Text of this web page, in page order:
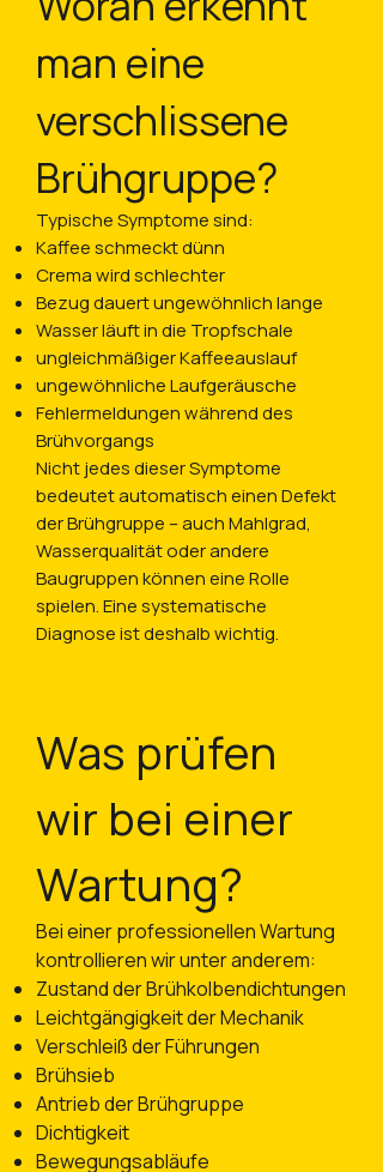
man eine
verschlissene
Brühgruppe?
Typische Symptome sind:
Kaffee schmeckt dünn
Crema wird schlechter
Bezug dauert ungewöhnlich lange
Wasser läuft in die Tropfschale
ungleichmäßiger Kaffeeauslauf
ungewöhnliche Laufgeräusche
Fehlermeldungen während des
Brühvorgangs
Nicht jedes dieser Symptome
bedeutet automatisch einen Defekt
der Brühgruppe – auch Mahlgrad,
Wasserqualität oder andere
Baugruppen können eine Rolle
spielen. Eine systematische
Diagnose ist deshalb wichtig.
Was prüfen
wir bei einer
Wartung?
Bei einer professionellen Wartung
kontrollieren wir unter anderem:
Zustand der Brühkolbendichtungen
Leichtgängigkeit der Mechanik
Verschleiß der Führungen
Brühsieb
Antrieb der Brühgruppe
Dichtigkeit
Bewegungsabläufe